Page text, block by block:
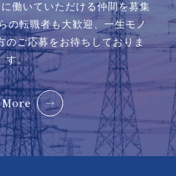
働いていただける仲間を募集
の転職者も大歓迎、一生モノ
のご応募をお待ちしておりま
す。